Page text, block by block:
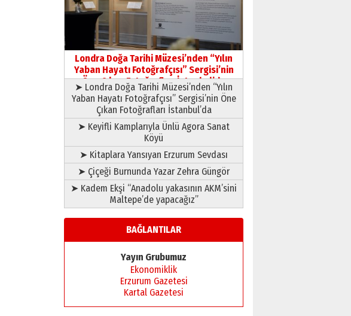
09 Temmuz 2026 Perşembe
Yusuf POLAT
Şampiyonluk Sebahattin
Şirin’e yazar
11 Mayıs 2026 Pazartesi
Londra Doğa Tarihi Müzesi’nden “Yılın
Yaban Hayatı Fotoğrafçısı” Sergisi’nin
Öne Çıkan Fotoğrafları İstanbul’da
➤ Londra Doğa Tarihi Müzesi’nden “Yılın
Yaban Hayatı Fotoğrafçısı” Sergisi’nin Öne
Çıkan Fotoğrafları İstanbul’da
➤ Keyifli Kamplarıyla Ünlü Agora Sanat
Köyü
➤ Kitaplara Yansıyan Erzurum Sevdası
➤ Çiçeği Burnunda Yazar Zehra Güngör
➤ Kadem Ekşi “Anadolu yakasının AKM’sini
Maltepe’de yapacağız”
BAĞLANTILAR
Yayın Grubumuz
Ekonomiklik
Erzurum Gazetesi
Kartal Gazetesi